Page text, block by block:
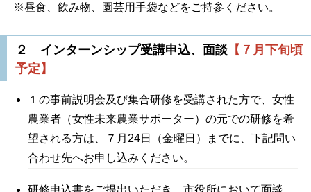
※昼食、飲み物、園芸用手袋などをご持参ください。
２ インターンシップ受講申込、面談【７月下旬頃
予定】
１の事前説明会及び集合研修を受講された方で、女性
農業者（女性未来農業サポーター）の元での研修を希
望される方は、７月24日（金曜日）までに、下記問い
合わせ先へお申し込みください。
研修申込書をご提出いただき、市役所において面談、